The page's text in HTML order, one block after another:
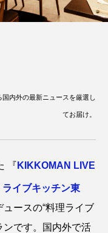
内外の最新ニュースを厳選し
てお届け。
『 KIKKOMAN LIVE
イブキッチン東
ースの“料理ライブ
ンです。国内外で活